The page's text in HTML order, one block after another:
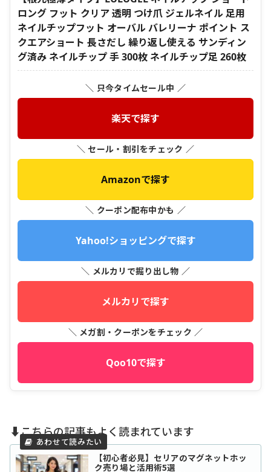
ロング フット クリア 透明 つけ爪 ジェルネイル 足用
ネイルチップフット オーバル バレリーナ ポイント ス
クエアショート 長さだし 繰り返し使える サンディン
グ済み ネイルチップ 手 300枚 ネイルチップ足 260枚
＼ 只今タイムセール中 ／
楽天で探す
＼ セール・割引をチェック ／
Amazonで探す
＼ クーポン配布中かも ／
Yahoo!ショッピングで探す
＼ メルカリで掘り出し物 ／
メルカリで探す
＼ メガ割・クーポンをチェック ／
Qoo10で探す
⬇️こちらの記事もよく読まれています
【初心者必見】セリアのマグネットホッ
ク売り場と活用術5選